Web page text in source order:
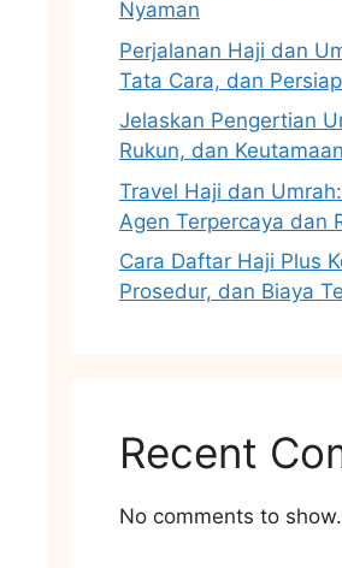
Nyaman
Perjalanan Haji dan
Tata Cara, dan
Jelaskan Pengertian
Rukun, dan
Travel Haji dan
Agen Terpercaya dan
Cara Daftar Haji Plus
Prosedur, dan Biaya
Recent
No comments to show.